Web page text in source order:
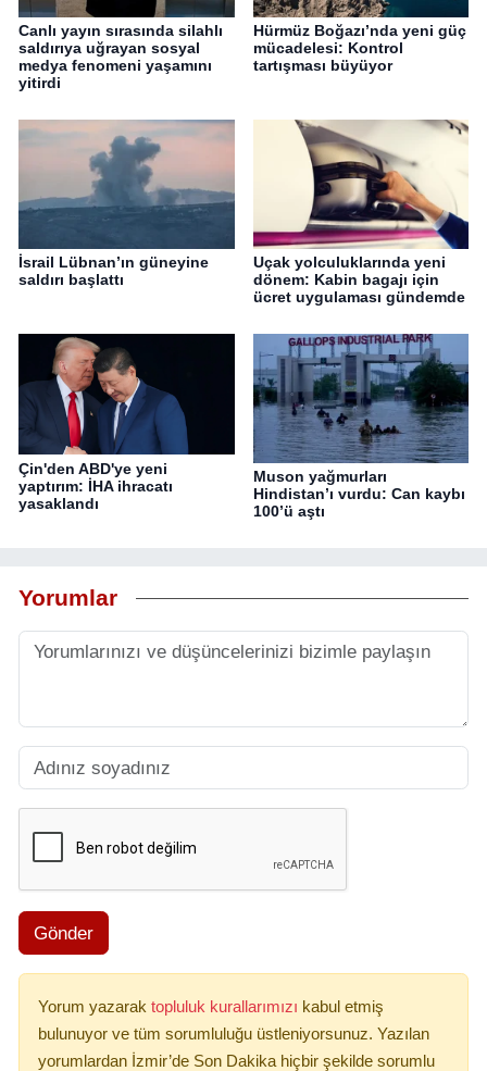
Canlı yayın sırasında silahlı
saldırıya uğrayan sosyal
medya fenomeni yaşamını
yitirdi
Hürmüz Boğazı’nda yeni güç
mücadelesi: Kontrol
tartışması büyüyor
İsrail Lübnan’ın güneyine
saldırı başlattı
Uçak yolculuklarında yeni
dönem: Kabin bagajı için
ücret uygulaması gündemde
Çin'den ABD'ye yeni
yaptırım: İHA ihracatı
yasaklandı
Muson yağmurları
Hindistan’ı vurdu: Can kaybı
100’ü aştı
Yorumlar
Gönder
Yorum yazarak topluluk kurallarımızı kabul etmiş
bulunuyor ve tüm sorumluluğu üstleniyorsunuz. Yazılan
yorumlardan İzmir’de Son Dakika hiçbir şekilde sorumlu